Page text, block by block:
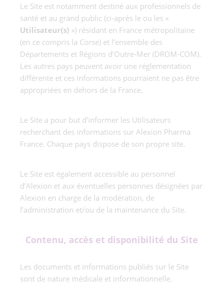
Le Site est notamment destiné aux professionnels de
santé et au grand public (ci-après le ou les «
Utilisateur(s) ») résidant en France métropolitaine
(en ce compris la Corse) et l’ensemble des
Départements et Régions d’Outre-Mer (DROM-COM).
Les autres pays peuvent avoir une réglementation
différente et ces informations pourraient ne pas être
appropriées en dehors de la France.
Le Site a pour but d’informer les Utilisateurs
recherchant des informations sur Alexion Pharma
France. Chaque pays dispose de son propre site.
Le Site est également accessible au personnel
d’Alexion et aux éventuelles personnes désignées par
Alexion en charge de la modération, de
l’administration et/ou de la maintenance du Site.
Contenu, accès et disponibilité du Site
Les documents et informations publiés sur le Site
sont de nature médicale et informationnelle.